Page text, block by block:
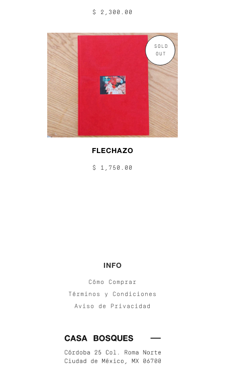
$ 2,300.00
SOLD
OUT
FLECHAZO
$ 1,750.00
INFO
Cómo Comprar
Términos y Condiciones
Aviso de Privacidad